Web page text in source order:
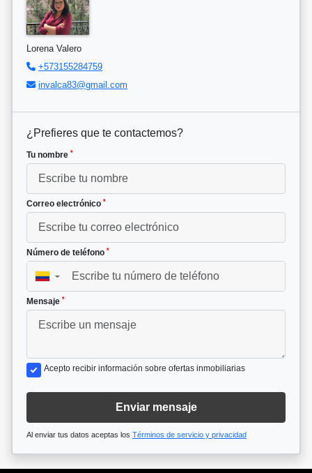
Lorena Valero
+573155284759
invalca83@gmail.com
¿Prefieres que te contactemos?
Tu nombre *
Correo electrónico *
Número de teléfono *
▼
Mensaje *
Acepto recibir información sobre ofertas inmobiliarias
Enviar mensaje
Al enviar tus datos aceptas los Términos de servicio y privacidad